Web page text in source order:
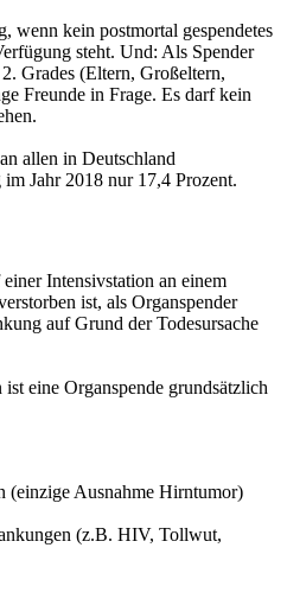
wenn kein postmortal gespendetes
steht. Und: Als Spender
Grades (Eltern, Großeltern,
Freunde in Frage. Es darf kein
allen in Deutschland
Jahr 2018 nur 17,4 Prozent.
Intensivstation an einem
ist, als Organspender
auf Grund der Todesursache
eine Organspende grundsätzlich
(einzige Ausnahme Hirntumor)
(z.B. HIV, Tollwut,